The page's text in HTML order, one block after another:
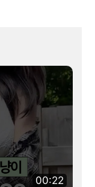
00:22